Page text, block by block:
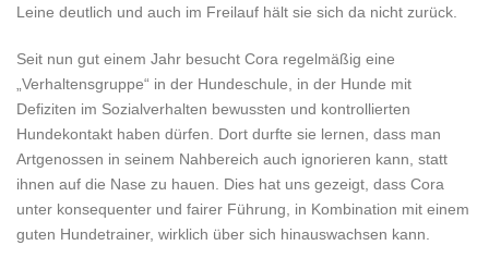
Leine deutlich und auch im Freilauf hält sie sich da nicht zurück.
Seit nun gut einem Jahr besucht Cora regelmäßig eine
„Verhaltensgruppe“ in der Hundeschule, in der Hunde mit
Defiziten im Sozialverhalten bewussten und kontrollierten
Hundekontakt haben dürfen. Dort durfte sie lernen, dass man
Artgenossen in seinem Nahbereich auch ignorieren kann, statt
ihnen auf die Nase zu hauen. Dies hat uns gezeigt, dass Cora
unter konsequenter und fairer Führung, in Kombination mit einem
guten Hundetrainer, wirklich über sich hinauswachsen kann.